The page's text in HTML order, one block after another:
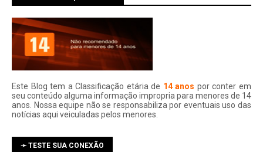
Este Blog tem a Classificação etária de 14 anos por conter em
seu conteúdo alguma informação impropria para menores de 14
anos. Nossa equipe não se responsabiliza por eventuais uso das
notí­cias aqui veiculadas pelos menores.
➛ TESTE SUA CONEXÃO